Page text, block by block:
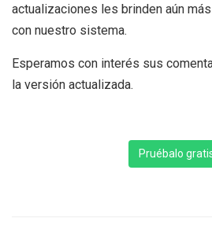
actualizaciones les brinden aún
con nuestro sistema.
Esperamos con interés sus
la versión actualizada.
Pruébalo